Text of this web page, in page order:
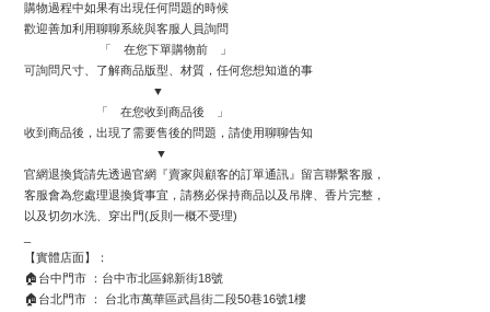
購物過程中如果有出現任何問題的時候
歡迎善加利用聊聊系統與客服人員詢問
                       「　在您下單購物前　」
可詢問尺寸、了解商品版型、材質，任何您想知道的事
                                       ▼
                      「　在您收到商品後　」
收到商品後，出現了需要售後的問題，請使用聊聊告知
                                        ▼
官網退換貨請先透過官網『賣家與顧客的訂單通訊』留言聯繫客服，
客服會為您處理退換貨事宜，請務必保持商品以及吊牌、香片完整，
以及切勿水洗、穿出門(反則一概不受理)
【實體店面】：
🏠台中門市 ：台中市北區錦新街18號
🏠台北門市 ： 台北市萬華區武昌街二段50巷16號1樓